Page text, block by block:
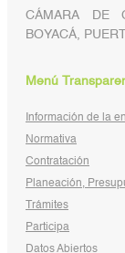
CÁMARA DE
BOYACÁ,
Menú
Información de la
Normativa
Contratación
Planeación,
Trámites
Participa
Datos Abiertos